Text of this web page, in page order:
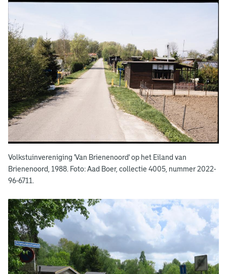
H
e
d
e
n
d
a
a
g
s
v
o
l
k
Volkstuinvereniging 'Van Brienenoord' op het Eiland van
Brienenoord, 1988. Foto: Aad Boer, collectie 4005, nummer 2022-
96-6711.